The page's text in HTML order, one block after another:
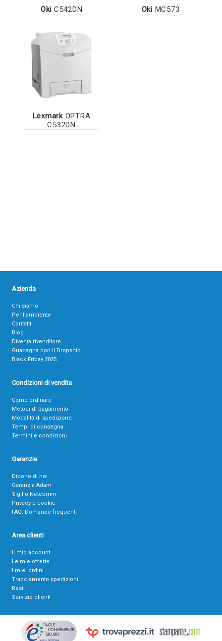
Oki C542DN Oki MC573
LexmarkOPTRA
C532DN
Azienda
Chi siamo
Per l’ambiente
Contatti
Blog
Diventa rivenditore
Guadagna con il Dropship
Black Friday 2025
Condizioni di vendita
Come ordinare
Metodi di pagamento
Modalità di spedizione
Tempi di consegna
Termini e condizioni
Garanzie
Dicono di noi
Garanzia Adam
Sigillo Netcomm
Privacy e cookie
FAQ: Domande frequenti
Area clienti
Il mio account
Le mie offerte
I miei ordini
Tracciamento spedizioni
Resi
Servizio clienti